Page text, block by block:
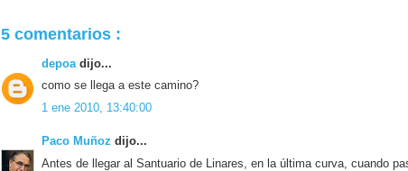
5 comentarios :
depoa dijo...
como se llega a este camino?
1 ene 2010, 13:40:00
Paco Muñoz dijo...
Antes de llegar al Santuario de Linares, en la última curva, cuando